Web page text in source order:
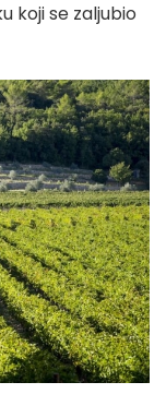
koji se zaljubio